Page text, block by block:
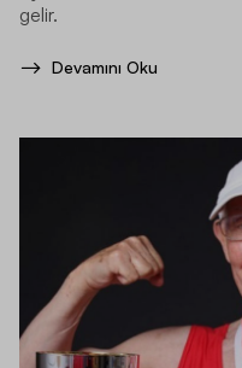
gelir.
Devamını Oku